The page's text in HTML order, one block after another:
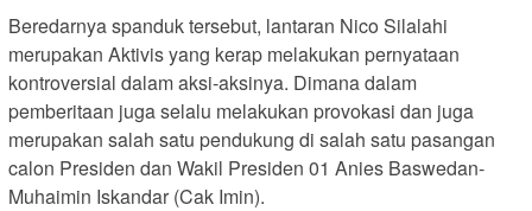
Beredarnya spanduk tersebut, lantaran Nico Silalahi
merupakan Aktivis yang kerap melakukan pernyataan
kontroversial dalam aksi-aksinya. Dimana dalam
pemberitaan juga selalu melakukan provokasi dan juga
merupakan salah satu pendukung di salah satu pasangan
calon Presiden dan Wakil Presiden 01 Anies Baswedan-
Muhaimin Iskandar (Cak Imin).